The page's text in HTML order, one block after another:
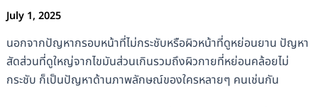
July 1, 2025
นอกจากปัญหากรอบหน้าที่ไม่กระชับหรือผิวหน้าที่ดูหย่อนยาน ปัญหา
สัดส่วนที่ดูใหญ่จากไขมันส่วนเกินรวมถึงผิวกายที่หย่อนคล้อยไม่
กระชับ ก็เป็นปัญหาด้านภาพลักษณ์ของใครหลายๆ คนเช่นกัน